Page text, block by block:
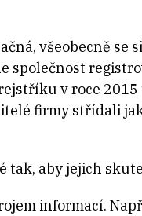
všeobecně se
v roce
firmy střídali
aby jejich
informací.